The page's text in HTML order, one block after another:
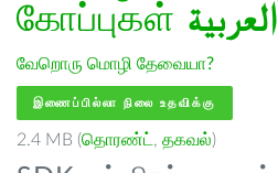
கோப்புகள் العربية
வேறொரு மொழி தேவையா?
இணைப்பில்லா நிலை உதவிக்கு
2.4 MB (தொரண்ட் , தகவல்)